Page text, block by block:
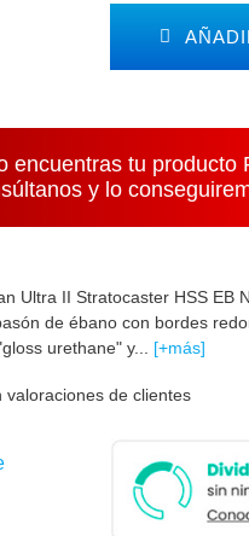
encuentras tu producto
y lo
Ultra II Stratocaster HSS EB
de ébano con bordes
urethane" y... [+más]
de clientes